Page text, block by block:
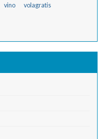
vino volagratis